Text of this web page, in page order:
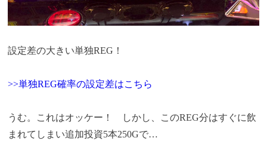
設定差の大きい単独REG！
>>単独REG確率の設定差はこちら
うむ。これはオッケー！ しかし、このREG分はすぐに飲
まれてしまい追加投資5本250Gで…